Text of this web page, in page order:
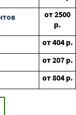
от2500
р.
от404р.
от207р.
от804р.